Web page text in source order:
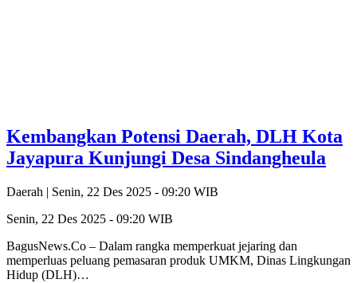
Kembangkan Potensi Daerah, DLH Kota
Jayapura Kunjungi Desa Sindangheula
Daerah | Senin, 22 Des 2025 - 09:20 WIB
Senin, 22 Des 2025 - 09:20 WIB
BagusNews.Co – Dalam rangka memperkuat jejaring dan
memperluas peluang pemasaran produk UMKM, Dinas Lingkungan
Hidup (DLH)…